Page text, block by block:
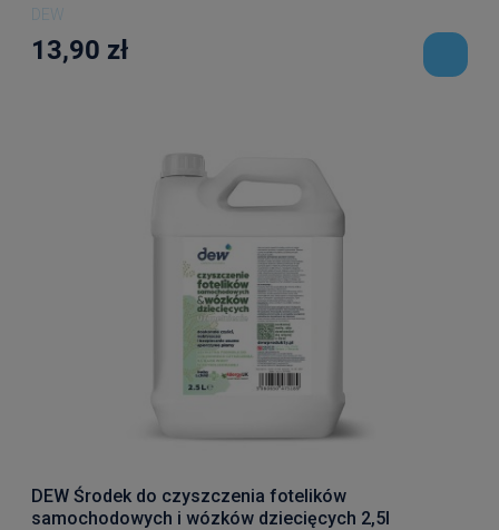
DEW
13,90 zł
DEW Środek do czyszczenia fotelików
samochodowych i wózków dziecięcych 2,5l